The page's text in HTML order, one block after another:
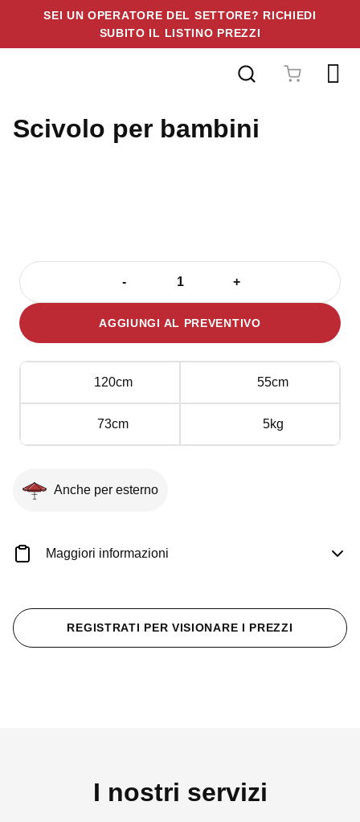
SEI UN OPERATORE DEL SETTORE? RICHIEDI
SUBITO IL LISTINO PREZZI
Scivolo per bambini
-
Scivolo
bambini
+
AGGIUNGI AL PREVENTIVO
120cm 55cm
73cm 5kg
Anche per esterno
Maggiori informazioni
REGISTRATI PER VISIONARE I PREZZI
I nostri servizi